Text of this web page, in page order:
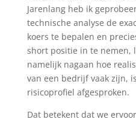
Jarenlang heb ik
technische analyse de
koers te bepalen en
short positie in te nemen,
namelijk nagaan hoe
van een bedrijf vaak zijn,
risicoprofiel afgesproken.
Dat betekent dat we